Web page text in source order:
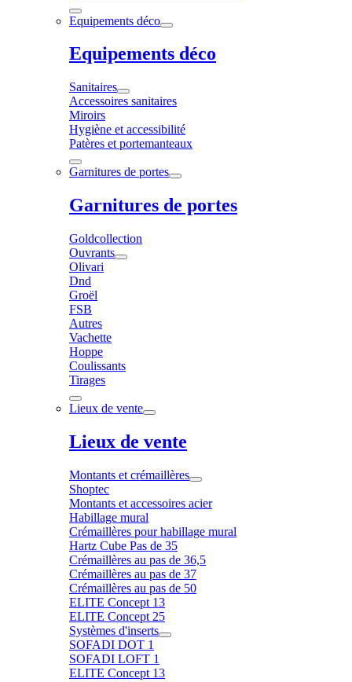
Equipements déco
Equipements déco
Sanitaires
Accessoires sanitaires
Miroirs
Hygiène et accessibilité
Patères et portemanteaux
Garnitures de portes
Garnitures de portes
Goldcollection
Ouvrants
Olivari
Dnd
Groël
FSB
Autres
Vachette
Hoppe
Coulissants
Tirages
Lieux de vente
Lieux de vente
Montants et crémaillères
Shoptec
Montants et accessoires acier
Habillage mural
Crémaillères pour habillage mural
Hartz Cube Pas de 35
Crémaillères au pas de 36,5
Crémaillères au pas de 37
Crémaillères au pas de 50
ELITE Concept 13
ELITE Concept 25
Systèmes d'inserts
SOFADI DOT 1
SOFADI LOFT 1
ELITE Concept 13